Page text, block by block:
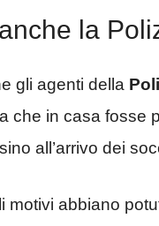
la
gli agenti della
che in casa fosse
all’arrivo dei
motivi abbiano